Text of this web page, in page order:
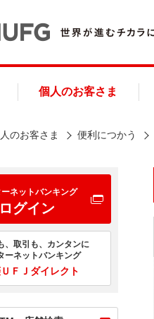
個人のお客さま
のお客さま 便利につかう
ーネットバンキング
ログイン
、取引も、カンタンに
ーネットバンキング
ＦＪダイレクト